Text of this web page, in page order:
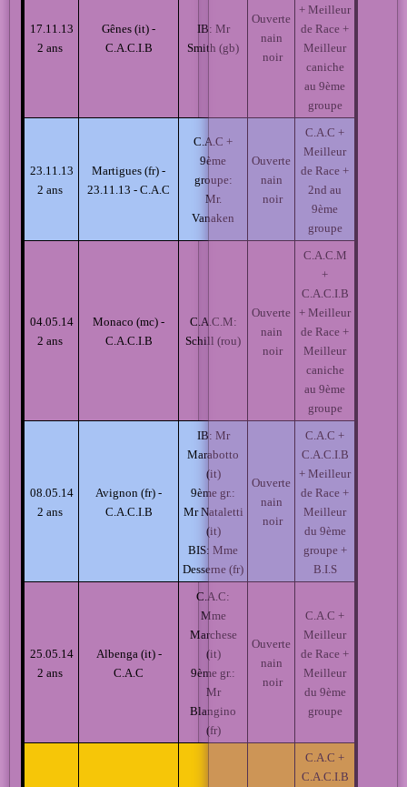
17.11.13
2 ans
Gênes (it) -
C.A.C.I.B
IB: Mr
Smith (gb)
Ouverte
nain
noir
+ Meilleur
de Race +
Meilleur
caniche
au 9ème
groupe
23.11.13
2 ans
Martigues (fr) -
23.11.13 - C.A.C
C.A.C +
9ème
groupe:
Mr.
Vanaken
Ouverte
nain
noir
C.A.C +
Meilleur
de Race +
2nd au
9ème
groupe
04.05.14
2 ans
Monaco (mc) -
C.A.C.I.B
C.A.C.M:
Schill (rou)
Ouverte
nain
noir
C.A.C.M
+
C.A.C.I.B
+ Meilleur
de Race +
Meilleur
caniche
au 9ème
groupe
08.05.14
2 ans
Avignon (fr) -
C.A.C.I.B
IB: Mr
Marabotto
(it)
9ème gr.:
Mr Nataletti
(it)
BIS: Mme
Desserne (fr)
Ouverte
nain
noir
C.A.C +
C.A.C.I.B
+ Meilleur
de Race +
Meilleur
du 9ème
groupe +
B.I.S
25.05.14
2 ans
Albenga (it) -
C.A.C
C.A.C:
Mme
Marchese
(it)
9ème gr.:
Mr
Blangino
(fr)
Ouverte
nain
noir
C.A.C +
Meilleur
de Race +
Meilleur
du 9ème
groupe
C.A.C +
C.A.C.I.B